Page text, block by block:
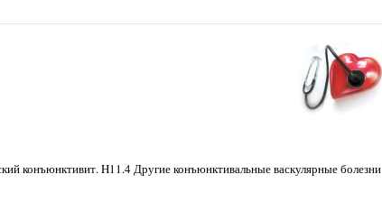
конъюнктивит. H11.4 Другие конъюнктивальные васкулярные болезни